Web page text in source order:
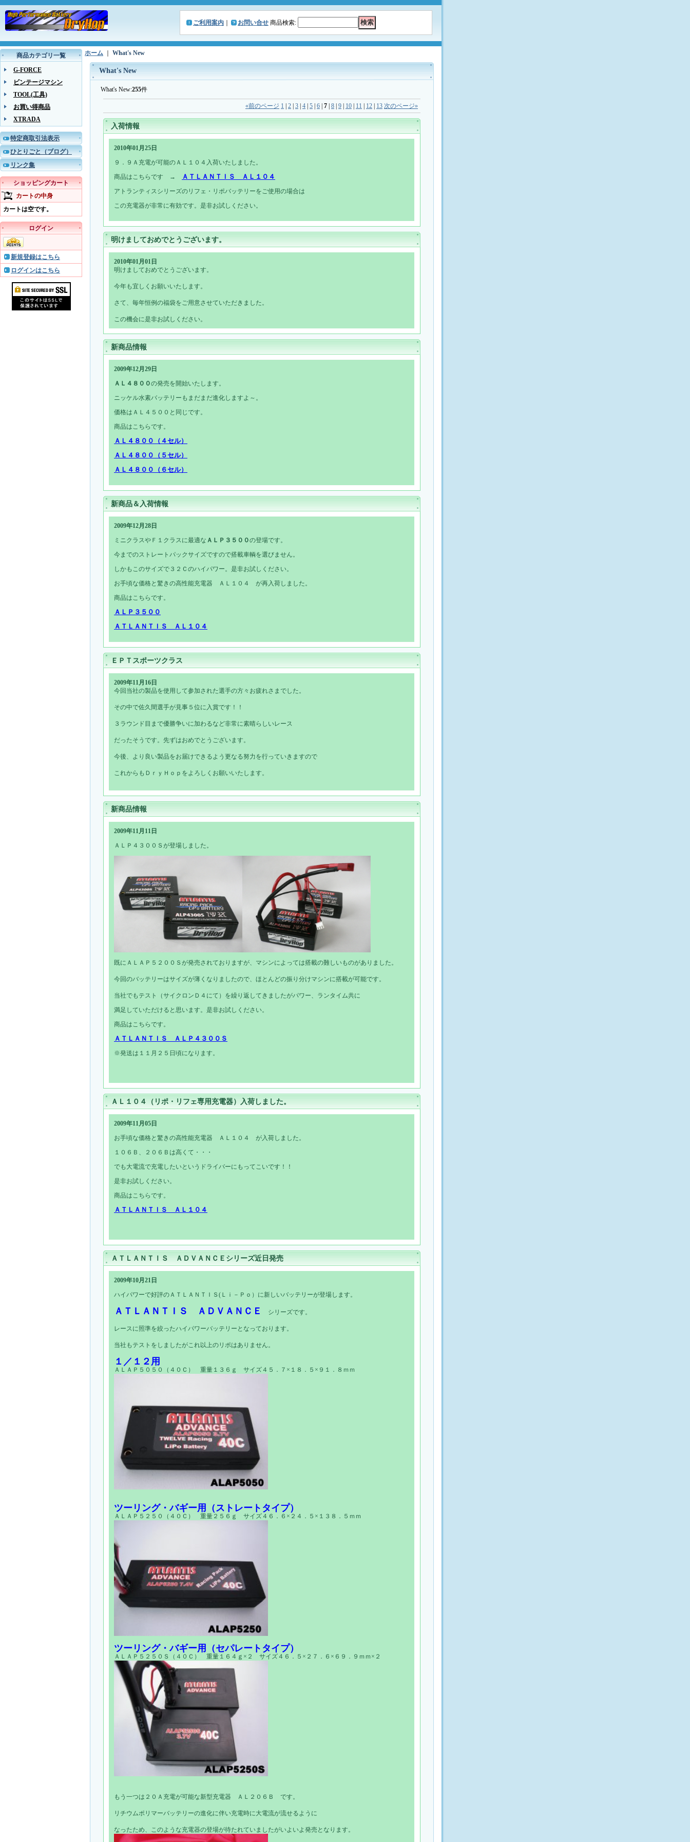
ご利用案内 お問い合せ 商品検索:
商品カテゴリ一覧
G-FORCE
ビンテージマシン
TOOL(工具)
お買い得商品
XTRADA
特定商取引法表示
ひとりごと（ブログ）
リンク集
ショッピングカート
カートの中身
カートは空です。
ログイン
新規登録はこちら
ログインはこちら
ホーム What's New
What's New
What's New:255件
«前のページ 1 2 3 4 5 6 7 8 9 10 11 12 13 次のページ»
入荷情報
2010年01月25日
９．９Ａ充電が可能のＡＬ１０４入荷いたしました。
商品はこちらです →
ＡＴＬＡＮＴＩＳ ＡＬ１０４
アトランティスシリーズのリフェ・リポバッテリーをご使用の場合は
この充電器が非常に有効です。是非お試しください。
明けましておめでとうございます。
2010年01月01日
明けましておめでとうございます。
今年も宜しくお願いいたします。
さて、毎年恒例の福袋をご用意させていただきました。
この機会に是非お試しください。
新商品情報
2009年12月29日
ＡＬ４８００の発売を開始いたします。
ニッケル水素バッテリーもまだまだ進化しますよ～。
価格はＡＬ４５００と同じです。
商品はこちらです。
ＡＬ４８００（４セル）
ＡＬ４８００（５セル）
ＡＬ４８００（６セル）
新商品＆入荷情報
2009年12月28日
ミニクラスやＦ１クラスに最適な ＡＬＰ３５００の登場です。
今までのストレートパックサイズですので搭載車輌を選びません。
しかもこのサイズで３２Ｃのハイパワー。是非お試しください。
お手頃な価格と驚きの高性能充電器 ＡＬ１０４ が再入荷しました。
商品はこちらです。
ＡＬＰ３５００
ＡＴＬＡＮＴＩＳ ＡＬ１０４
ＥＰＴスポーツクラス
2009年11月16日
今回当社の製品を使用して参加された選手の方々お疲れさまでした。
その中で佐久間選手が見事５位に入賞です！！
３ラウンド目まで優勝争いに加わるなど非常に素晴らしいレース
だったそうです。先ずはおめでとうございます。
今後、より良い製品をお届けできるよう更なる努力を行っていきますので
これからもＤｒｙＨｏｐをよろしくお願いいたします。
新商品情報
2009年11月11日
ＡＬＰ４３００Ｓが登場しました。
既にＡＬＡＰ５２００Ｓが発売されておりますが、マシンによっては搭載の難しいものがありました。
今回のバッテリーはサイズが薄くなりましたので、ほとんどの振り分けマシンに搭載が可能です。
当社でもテスト（サイクロンＤ４にて）を繰り返してきましたがパワー、ランタイム共に
満足していただけると思います。是非お試しください。
商品はこちらです。
ＡＴＬＡＮＴＩＳ ＡＬＰ４３００Ｓ
※発送は１１月２５日頃になります。
ＡＬ１０４（リポ・リフェ専用充電器）入荷しました。
2009年11月05日
お手頃な価格と驚きの高性能充電器 ＡＬ１０４ が入荷しました。
１０６Ｂ、２０６Ｂは高くて・・・
でも大電流で充電したいというドライバーにもってこいです！！
是非お試しください。
商品はこちらです。
ＡＴＬＡＮＴＩＳ ＡＬ１０４
ＡＴＬＡＮＴＩＳ ＡＤＶＡＮＣＥシリーズ近日発売
2009年10月21日
ハイパワーで好評のＡＴＬＡＮＴＩＳ(Ｌｉ－Ｐｏ）に新しいバッテリーが登場します。
ＡＴＬＡＮＴＩＳ ＡＤＶＡＮＣＥ シリーズです。
レースに照準を絞ったハイパワーバッテリーとなっております。
当社もテストをしましたがこれ以上のリポはありません。
１／１２用
ＡＬＡＰ５０５０（４０Ｃ） 重量１３６ｇ サイズ４５．７×１８．５×９１．８ｍｍ
ツーリング・バギー用（ストレートタイプ）
ＡＬＡＰ５２５０（４０Ｃ） 重量２５６ｇ サイズ４６．６×２４．５×１３８．５ｍｍ
ツーリング・バギー用（セパレートタイプ）
ＡＬＡＰ５２５０Ｓ（４０Ｃ） 重量１６４ｇ×２ サイズ４６．５×２７．６×６９．９ｍｍ×２
もう一つは２０Ａ充電が可能な新型充電器 ＡＬ２０６Ｂ です。
リチウムポリマーバッテリーの進化に伴い充電時に大電流が流せるように
なったため、このような充電器の登場が待たれていましたがいよいよ発売となります。